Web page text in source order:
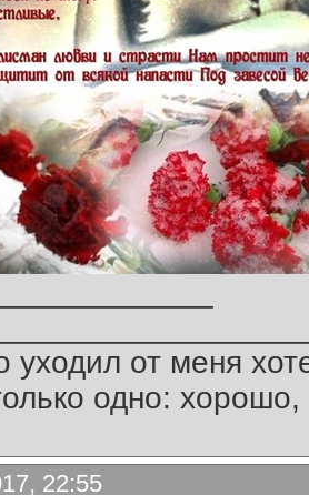
уходил от меня
одно:
22:55